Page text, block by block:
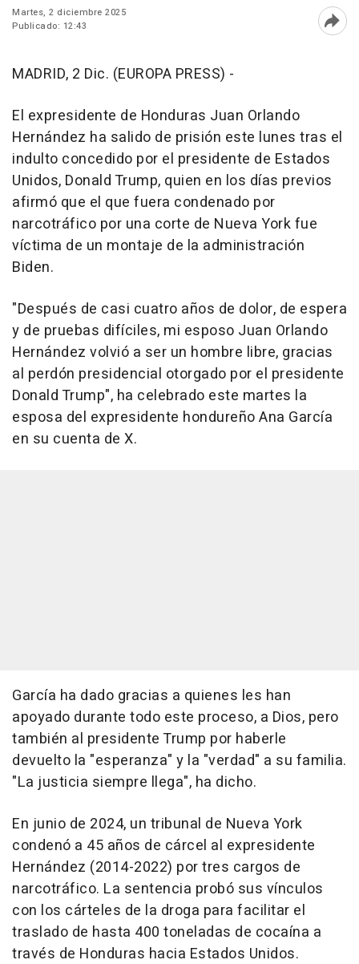
Martes, 2 diciembre 2025
Publicado: 12:43
MADRID, 2 Dic. (EUROPA PRESS) -
El expresidente de Honduras Juan Orlando
Hernández ha salido de prisión este lunes tras el
indulto concedido por el presidente de Estados
Unidos, Donald Trump, quien en los días previos
afirmó que el que fuera condenado por
narcotráfico por una corte de Nueva York fue
víctima de un montaje de la administración
Biden.
"Después de casi cuatro años de dolor, de espera
y de pruebas difíciles, mi esposo Juan Orlando
Hernández volvió a ser un hombre libre, gracias
al perdón presidencial otorgado por el presidente
Donald Trump", ha celebrado este martes la
esposa del expresidente hondureño Ana García
en su cuenta de X.
García ha dado gracias a quienes les han
apoyado durante todo este proceso, a Dios, pero
también al presidente Trump por haberle
devuelto la "esperanza" y la "verdad" a su familia.
"La justicia siempre llega", ha dicho.
En junio de 2024, un tribunal de Nueva York
condenó a 45 años de cárcel al expresidente
Hernández (2014-2022) por tres cargos de
narcotráfico. La sentencia probó sus vínculos
con los cárteles de la droga para facilitar el
traslado de hasta 400 toneladas de cocaína a
través de Honduras hacia Estados Unidos.